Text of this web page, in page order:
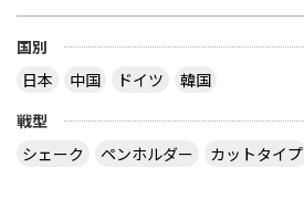
国別
日本
中国 ドイツ
韓国
戦型
シェーク
ペンホルダー カットタイプ